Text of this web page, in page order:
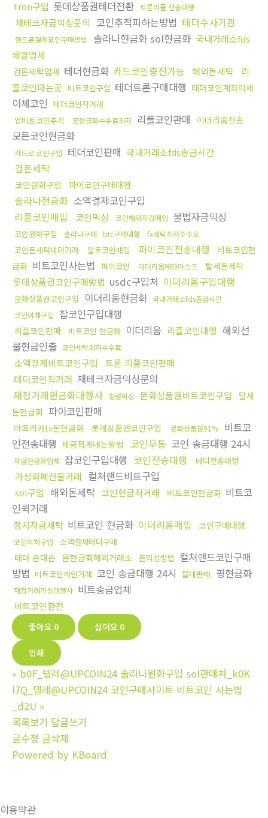
tron구입 롯데상품권테더전환 트론리플 전송대행
재테크자금믹싱문의 코인추적피하는방법 테더수사기관
핸드폰결제코인구매방법 솔라나현금화 sol현금화 국내거래소fds
해결업체
검돈세탁업체 테더현금화 카드코인충전가능 해외돈세탁
리
플코인파는곳 비트코인구입 테더트론구매대행 테더코인계좌이체
이체코인 테더코인직거래
업비트코인추적
돈현금화수수료최저 리플코인판매 이더리움전송
모든코인현금화
카드로 코인구입 테더코인판매 국내거래소fds송금시간
검돈세탁
코인원화구입 파이코인구매대행
솔라나현금화 소액결제코인구입
리플코인매입
코인믹싱 코인해외지갑매입 불법자금믹싱
코인원화구입 솔라나구매 btc구매대행 fx세탁최저수수료
코인돈세탁테더거래 알트코인매입 파이코인전송대행
비트코인현
금화 비트코인사는법 파이코인 이더리움메타마스크 탈세돈세탁
롯데상품권코인구매방법 usdc구입처 이더리움구입대행
문화상품권코인구입 이더리움현금화 국내거래소fds출금시간
코인이체구입
잡코인구입대행
리플코인판매 비트코인 현금화 이더리움 리플코인대행 해외선
물현금인출 코인세탁최저수수료
소액결제비트코인구입
트론 리플코인판매
테더코인직거래 재테크자금믹싱문의
재정거래현금화대행사 횡령믹싱 문화상품권비트코인구입
탈세
돈현금화 파이코인판매
아프리카tv돈현금화 롯데상품권코인구입 문화상품권91%
비트코
인전송대행 세금적게내는방법 코인무통 코인 송금대행 24시
자금현금화업체 잡코인구입대행 코인전송대행 테더전송대행
가상화폐선물거래 컬쳐랜드비트구입
sol구입 해외돈세탁 코인현금직거래 비트코인현금화 비트코
인퀵거래
정치자금세탁 비트코인 현금화 이더리움매입 코인구매대행
코인이체구입 소액결제테더구매
테더 손대손 돈현금화해외거래소 돈믹싱방법 컬쳐랜드코인구매
방법 비트코인개인거래 코인 송금대행 24시 블테판매 핑현금화
재정거래믹싱대행사 비트송금업체
비트코인환전
좋아요 0 싫어요 0
인쇄
« b0F_텔레@UPCOIN24 솔라나원화구입 sol판매처_k0K
l7Q_텔레@UPCOIN24 코인구매사이트 비트코인 사는법
_d2U »
목록보기 답글쓰기
글수정 글삭제
Powered by KBoard
이용약관